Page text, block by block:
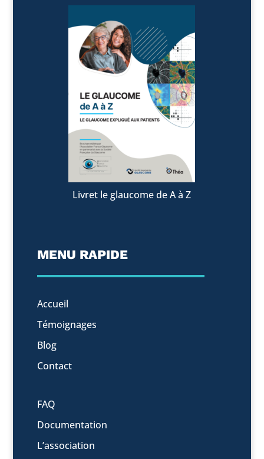
MENU RAPIDE
Accueil
Témoignages
Blog
Contact
FAQ
Documentation
L’association
Livret le glaucome de A à Z